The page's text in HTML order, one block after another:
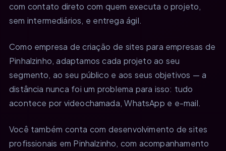
com contato direto com quem executa o projeto,
sem intermediários, e entrega ágil.
Como empresa de criação de sites para empresas de
Pinhalzinho, adaptamos cada projeto ao seu
segmento, ao seu público e aos seus objetivos — a
distância nunca foi um problema para isso: tudo
acontece por videochamada, WhatsApp e e-mail.
Você também conta com desenvolvimento de sites
profissionais em Pinhalzinho, com acompanhamento